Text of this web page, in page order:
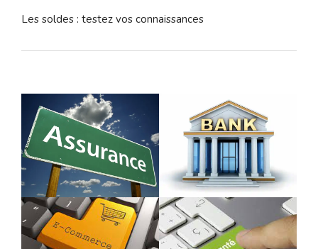
Les soldes : testez vos connaissances